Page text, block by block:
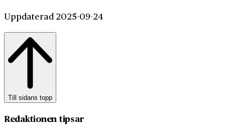
Uppdaterad 2025-09-24
Till sidans topp
Redaktionen tipsar